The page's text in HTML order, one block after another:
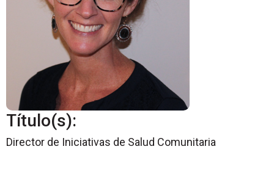
Título(s):
Director de Iniciativas de Salud Comunitaria